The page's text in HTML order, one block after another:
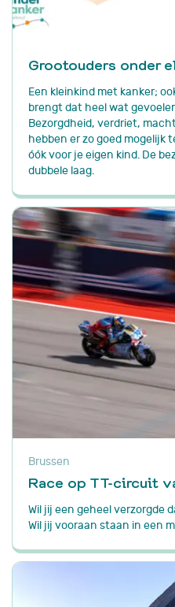
Grootouders onder
Een kleinkind met kanker;
brengt dat heel wat
Bezorgdheid, verdriet,
hebben er zo goed mogelijk
óók voor je eigen kind. De
dubbele laag.
Brussen
Race op TT-circuit
Wil jij een geheel verzorgde
Wil jij vooraan staan in een